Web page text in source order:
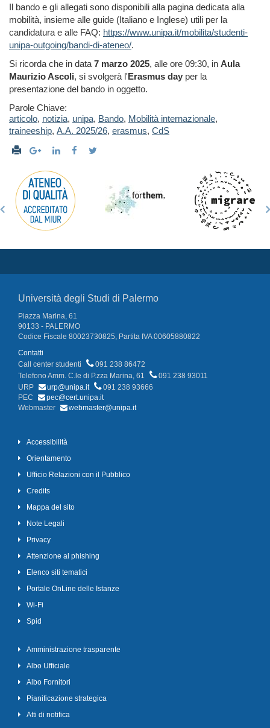
Il bando e gli allegati sono disponibili alla pagina dedicata alla
mobilità, insieme alle guide (Italiano e Inglese) utili per la
candidatura e alle FAQ: https://www.unipa.it/mobilita/studenti-
unipa-outgoing/bandi-di-ateneo/.
Si ricorda che in data7 marzo 2025, alle ore 09:30, in Aula
Maurizio Ascoli, si svolgerà l'Erasmus day per la
presentazione del bando in oggetto.
Parole Chiave:
articolo, notizia, unipa, Bando, Mobilità internazionale,
traineeship, A.A. 2025/26, erasmus, CdS
Università degli Studi di Palermo
Piazza Marina, 61
90133 - PALERMO
Codice Fiscale 80023730825, Partita IVA 00605880822
Contatti
Call center studenti
091 238 86472
Telefono Amm. C.le di P.zza Marina, 61
091 238 93011
URP
urp@unipa.it
091 238 93666
PEC
pec@cert.unipa.it
Webmaster
webmaster@unipa.it
Accessibilità
Orientamento
Ufficio Relazioni con il Pubblico
Credits
Mappa del sito
Note Legali
Privacy
Attenzione al phishing
Elenco siti tematici
Portale OnLine delle Istanze
Wi-Fi
Spid
Amministrazione trasparente
Albo Ufficiale
Albo Fornitori
Pianificazione strategica
Atti di notifica